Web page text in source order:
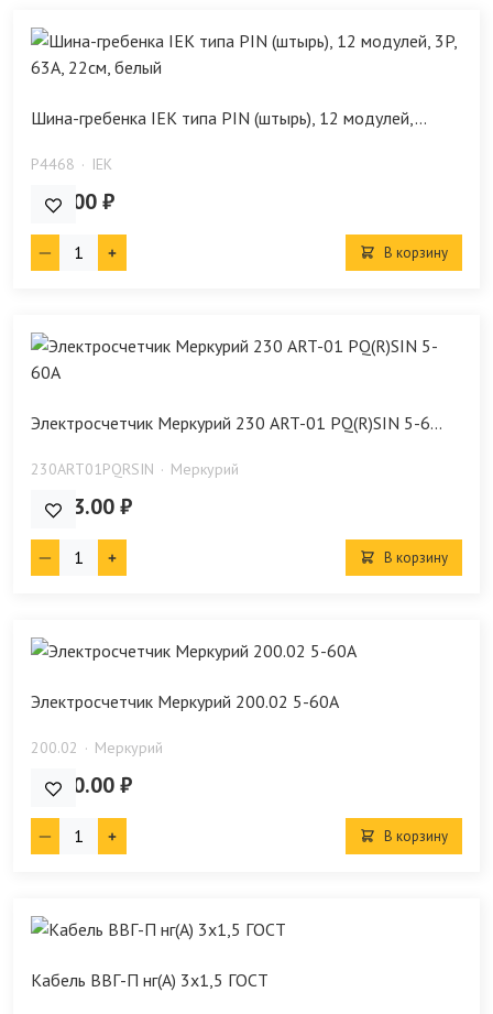
Шина-гребенка IEK типа PIN (штырь), 12 модулей,...
P4468 IEK
380.00 ₽
В корзину
Электросчетчик Меркурий 230 ART-01 PQ(R)SIN 5-6...
230ARТ01PQRSIN Меркурий
9 973.00 ₽
В корзину
Электросчетчик Меркурий 200.02 5-60А
200.02 Меркурий
3 200.00 ₽
В корзину
Кабель ВВГ-П нг(А) 3х1,5 ГОСТ